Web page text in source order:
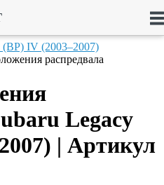
(BP) IV (2003–2007)
распредвала
Legacy
| Артикул